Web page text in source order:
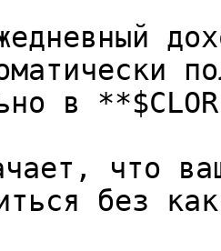
в
что
без